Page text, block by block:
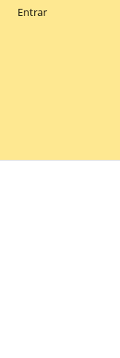
Entrar